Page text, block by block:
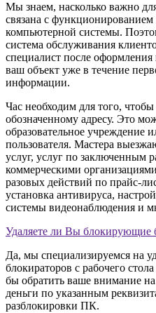
Мы знаем, насколько важно
связана с
компьютерной системы.
система обслуживания
специалист после
ваш объект уже в течение
информации.
Час необходим для того,
обозначенному адресу. Это
образовательное учреждение
пользователя. Мастера
услуг, услуг по заключенным
коммерческими
разовых действий по прайс-
установка антивируса,
системы видеонаблюдения и
Удаляете ли Вы блокирующие
Да, мы специализируемся на
блокираторов с рабочего
бы обратить ваше внимание
деньги по указанным
разблокировки ПК.